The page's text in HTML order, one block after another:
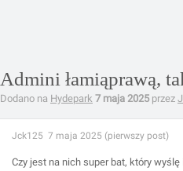
Admini łamiąprawą,
Dodano na Hydepark 7 maja 2025 przez
Jck125 7 maja 2025 (pierwszy post)
Czy jest na nich super bat, który wyślę